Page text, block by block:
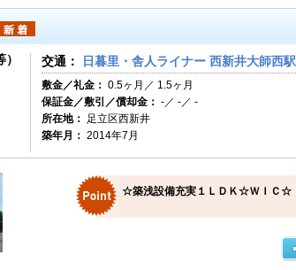
交通： 日暮里・舎人ライナー 西新井大師西
敷金／礼金： 0.5ヶ月／ 1.5ヶ月
保証金／敷引／償却金： -／ -／ -
所在地： 足立区西新井
築年月： 2014年7月
☆築浅設備充実１ＬＤＫ☆ＷＩＣ☆